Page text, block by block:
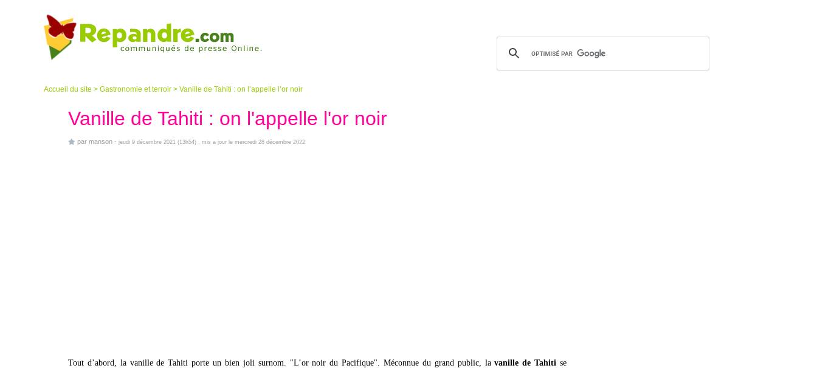
Accueil du site > Gastronomie et terroir > Vanille de Tahiti : on l’appelle l’or noir
Vanille de Tahiti : on l'appelle l'or noir
par manson - jeudi 9 décembre 2021 (13h54) , mis a jour le mercredi 28 décembre 2022
Tout d’abord, la vanille de Tahiti porte un bien joli surnom. "L’or noir du Pacifique". Méconnue du grand public, lavanille de Tahiti se